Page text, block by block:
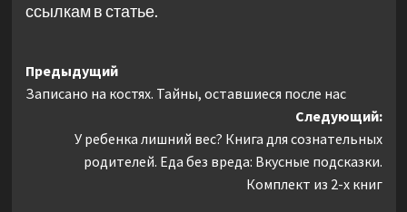
ссылкам в статье.
Навигация
записи
Предыдущий
Записано на костях. Тайны, оставшиеся после нас
Следующий:
У ребенка лишний вес? Книга для сознательных
родителей. Еда без вреда: Вкусные подсказки.
Комплект из 2-х книг